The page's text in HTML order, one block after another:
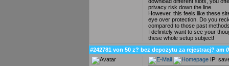
privacy risk down the line.
However, this feels like these
eye over protection. Do you
compared to those past
I definitely want to see your
these whole setup subject!
#242781 von 50 z? bez depozytu za rejestracj? am
IP: